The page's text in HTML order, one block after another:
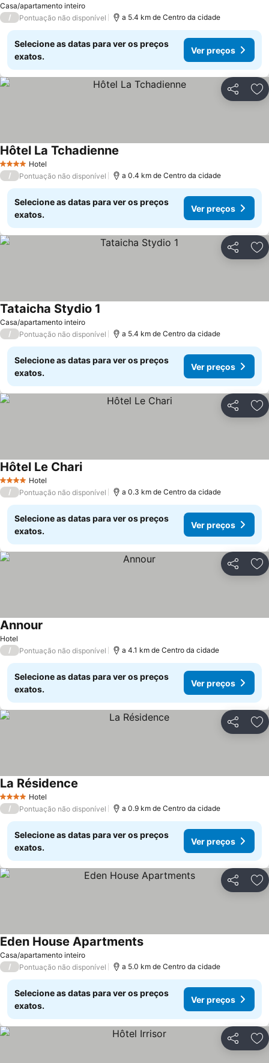
Casa/apartamento inteiro
/ Pontuação não disponível a 5.4 km de Centro da cidade
Selecione as datas para ver os preços
exatos.
Ver preços
Partilhar
4 EstrelasHotel
Hôtel La Tchadienne
/ Pontuação não disponível a 0.4 km de Centro da cidade
Selecione as datas para ver os preços
exatos.
Ver preços
Partilhar
Casa/apartamento inteiro
Tataicha Stydio 1
/ Pontuação não disponível a 5.4 km de Centro da cidade
Selecione as datas para ver os preços
exatos.
Ver preços
Partilhar
4 EstrelasHotel
Hôtel Le Chari
/ Pontuação não disponível a 0.3 km de Centro da cidade
Selecione as datas para ver os preços
exatos.
Ver preços
Partilhar
Hotel
Annour
/ Pontuação não disponível a 4.1 km de Centro da cidade
Selecione as datas para ver os preços
exatos.
Ver preços
Partilhar
4 EstrelasHotel
La Résidence
/ Pontuação não disponível a 0.9 km de Centro da cidade
Selecione as datas para ver os preços
exatos.
Ver preços
Partilhar
Casa/apartamento inteiro
Eden House Apartments
/ Pontuação não disponível a 5.0 km de Centro da cidade
Selecione as datas para ver os preços
exatos.
Ver preços
Partilhar